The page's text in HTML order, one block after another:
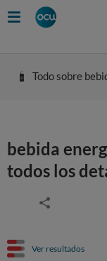
Todo sobre
bebida
todos los
Ver resultados